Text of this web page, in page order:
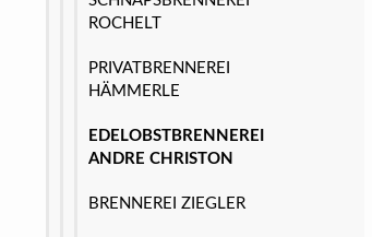
ROCHELT
PRIVATBRENNEREI
HÄMMERLE
EDELOBSTBRENNEREI
ANDRE CHRISTON
BRENNEREI ZIEGLER